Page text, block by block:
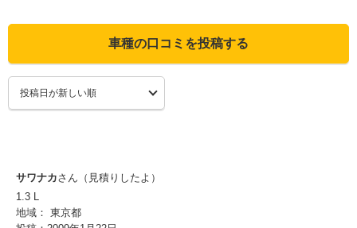
車種の口コミを投稿する
サワナカさん（見積りしたよ）
1.3 L
地域： 東京都